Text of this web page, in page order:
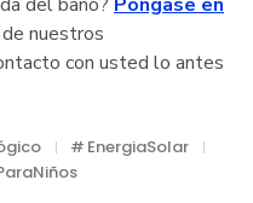
nuestros
con usted lo antes
EnergiaSolar